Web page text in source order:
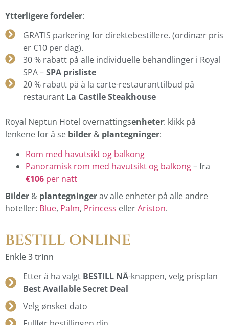
Ytterligere fordeler:
GRATIS parkering for direktebestillere. (ordinær pris
er €10 per dag).
30 % rabatt på alle individuelle behandlinger i Royal
SPA –SPA prisliste
20 % rabatt på à la carte-restauranttilbud på
restaurant La Castile Steakhouse
Royal Neptun Hotel overnattingsenheter: klikk på
lenkene for å se bilder & plantegninger:
Rom med havutsikt og balkong
Panoramisk rom med havutsikt og balkong– fra
€106 per natt
Bilder & plantegningerav alle enheter på alle andre
hoteller: Blue, Palm, Princess ellerAriston.
bestill online
Enkle 3 trinn
Etter å ha valgt BESTILL NÅ-knappen, velg prisplan
Best Available Secret Deal
Velg ønsket dato